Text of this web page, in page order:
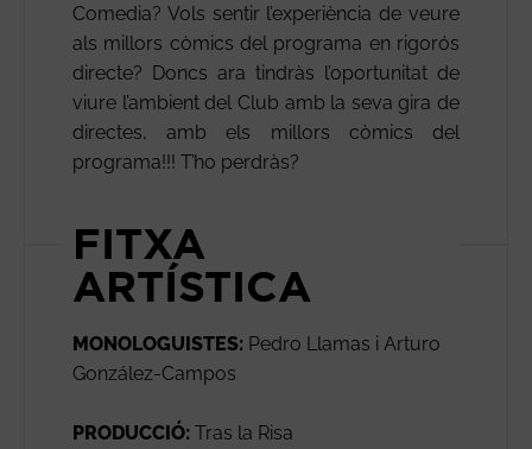
Comedia? Vols sentir l’experiència de veure
als millors còmics del programa en rigorós
directe? Doncs ara tindràs l’oportunitat de
viure l’ambient del Club amb la seva gira de
directes, amb els millors còmics del
programa!!! T’ho perdràs?
FITXA
ARTÍSTICA
MONOLOGUISTES: Pedro Llamas i Arturo
González-Campos
PRODUCCIÓ: Tras la Risa